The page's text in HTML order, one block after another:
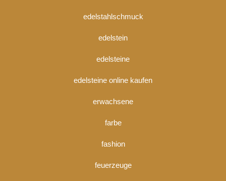
edelstahlschmuck
edelstein
edelsteine
edelsteine online kaufen
erwachsene
farbe
fashion
feuerzeuge